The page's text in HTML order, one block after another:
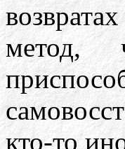
метод,
кто-то